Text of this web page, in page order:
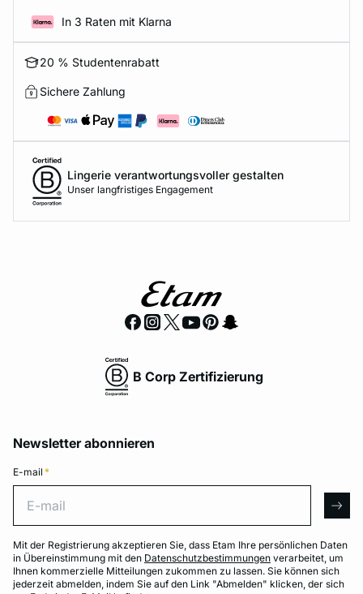
In 3 Raten mit Klarna
20 % Studentenrabatt
Sichere Zahlung
Lingerie verantwortungsvoller gestalten
Unser langfristiges Engagement
B Corp Zertifizierung
Newsletter abonnieren
E-mail *
Mit der Registrierung akzeptieren Sie, dass Etam Ihre persönlichen Daten
in Übereinstimmung mit den Datenschutzbestimmungen verarbeitet, um
Ihnen kommerzielle Mitteilungen zukommen zu lassen. Sie können sich
jederzeit abmelden, indem Sie auf den Link "Abmelden" klicken, der sich